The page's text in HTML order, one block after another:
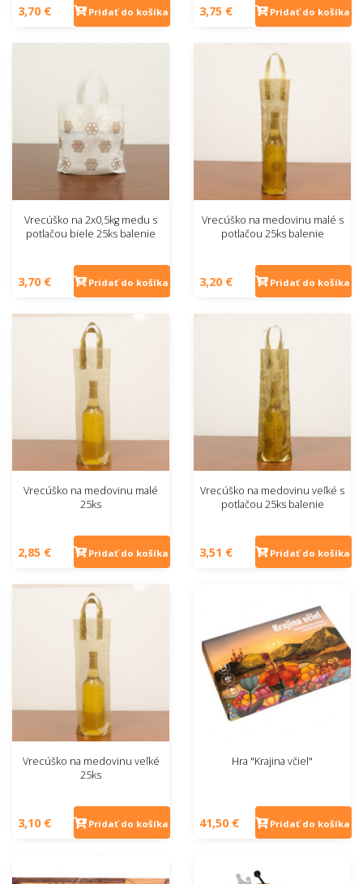
3,70 € Pridať do košíka 3,75 € Pridať do košíka
Vrecúško na 2x0,5kg medu s
potlačou biele 25ks balenie
3,70 € Pridať do košíka
Vrecúško na medovinu malé s
potlačou 25ks balenie
3,20 € Pridať do košíka
Vrecúško na medovinu malé
25ks
2,85 € Pridať do košíka
Vrecúško na medovinu veľké s
potlačou 25ks balenie
3,51 € Pridať do košíka
Vrecúško na medovinu veľké
25ks
3,10 € Pridať do košíka
Hra "Krajina včiel"
41,50 € Pridať do košíka